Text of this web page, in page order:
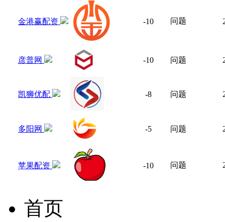
金港赢配资 -10 问题
彦普网 -10 问题
凯狮优配 -8 问题
多阳网 -5 问题
苹果配资 -10 问题
首页